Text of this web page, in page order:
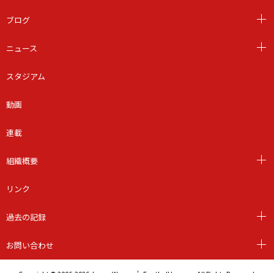
ブログ
ニュース
スタジアム
動画
連載
組織概要
リンク
過去の記録
お問い合わせ